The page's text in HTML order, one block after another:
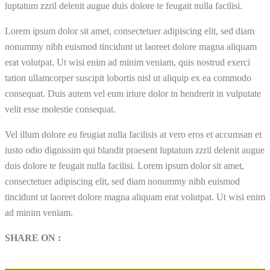
luptatum zzril delenit augue duis dolore te feugait nulla facilisi.
Lorem ipsum dolor sit amet, consectetuer adipiscing elit, sed diam
nonummy nibh euismod tincidunt ut laoreet dolore magna aliquam
erat volutpat. Ut wisi enim ad minim veniam, quis nostrud exerci
tation ullamcorper suscipit lobortis nisl ut aliquip ex ea commodo
consequat. Duis autem vel eum iriure dolor in hendrerit in vulputate
velit esse molestie consequat.
Vel illum dolore eu feugiat nulla facilisis at vero eros et accumsan et
iusto odio dignissim qui blandit praesent luptatum zzril delenit augue
duis dolore te feugait nulla facilisi. Lorem ipsum dolor sit amet,
consectetuer adipiscing elit, sed diam nonummy nibh euismod
tincidunt ut laoreet dolore magna aliquam erat volutpat. Ut wisi enim
ad minim veniam.
SHARE ON :